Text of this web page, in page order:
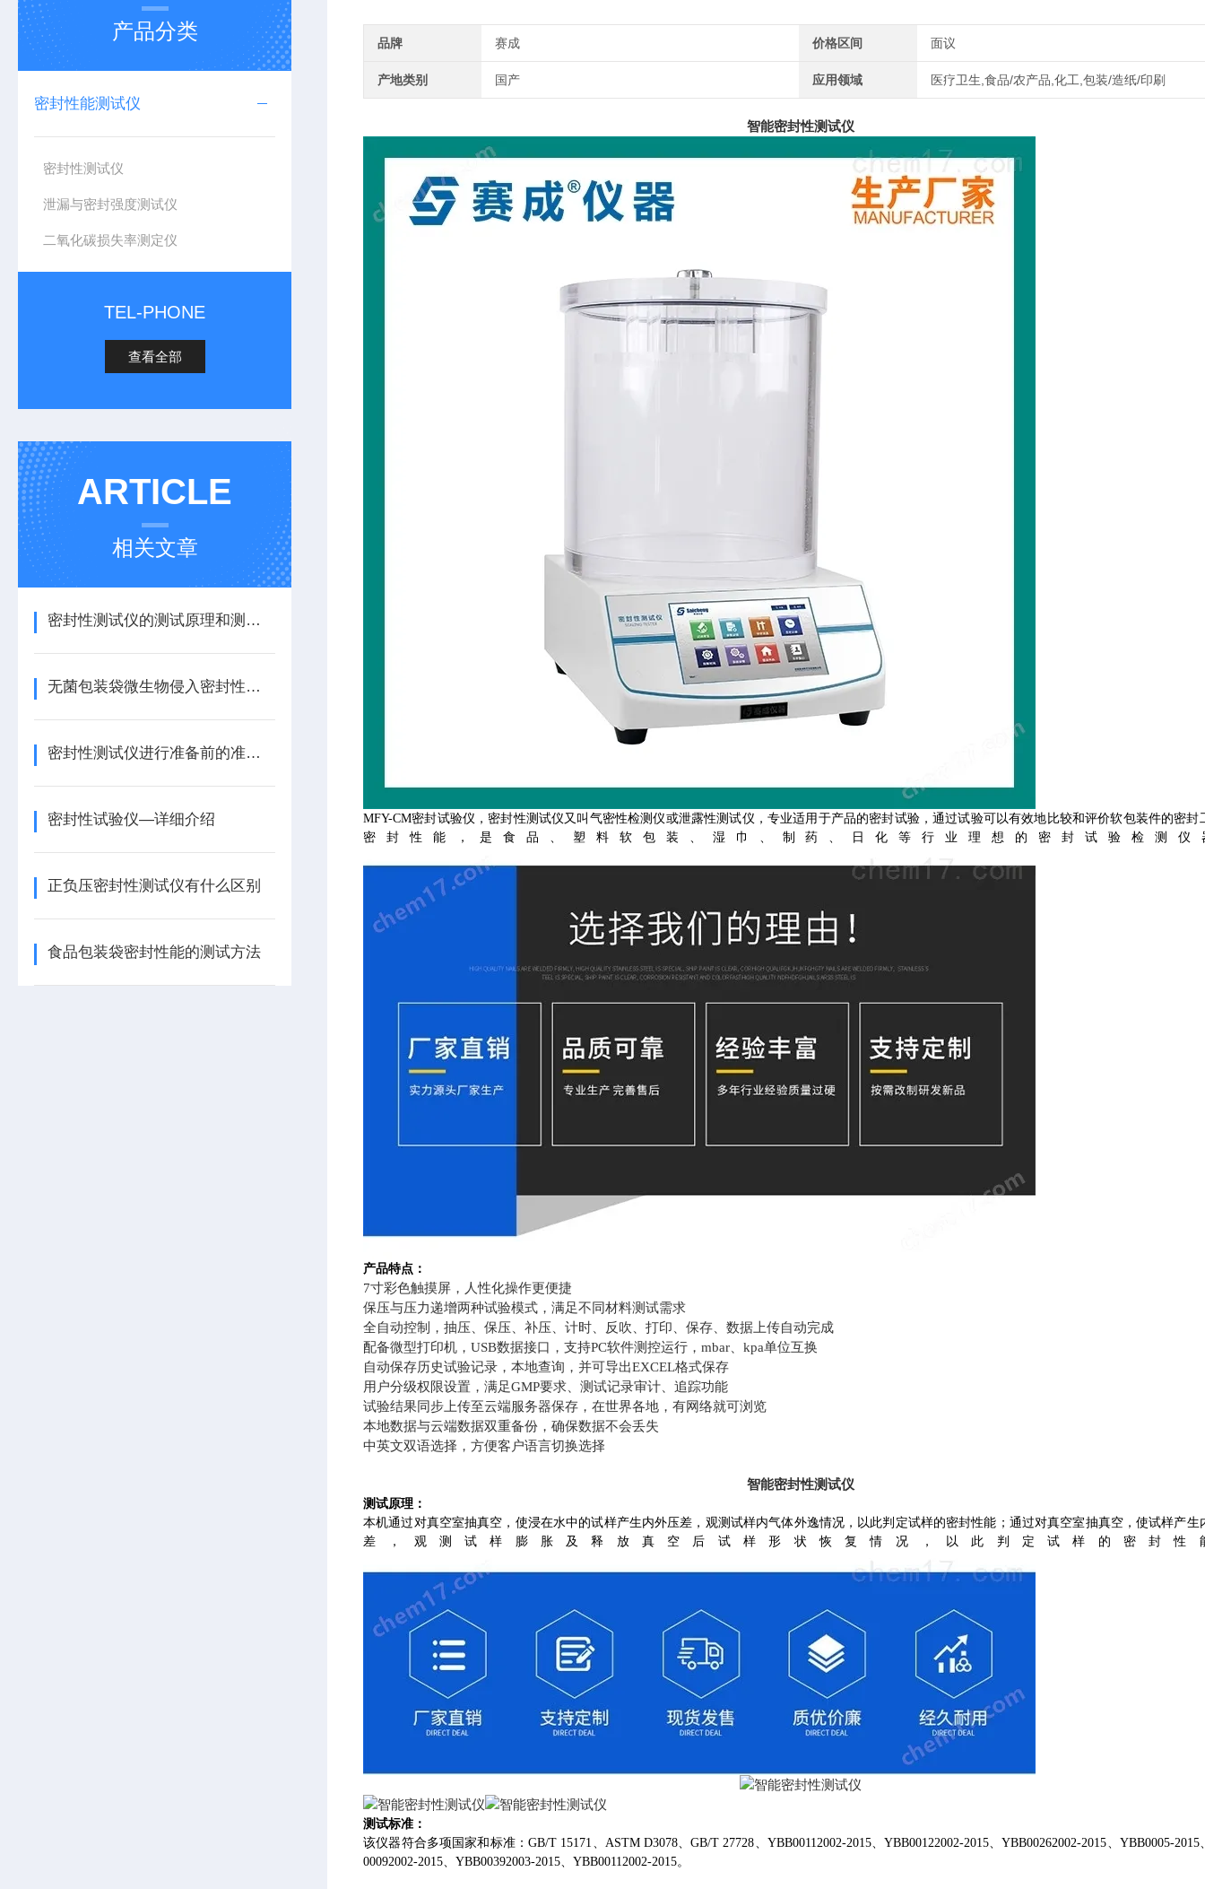
产品分类
密封性能测试仪
密封性测试仪
泄漏与密封强度测试仪
二氧化碳损失率测定仪
TEL-PHONE
查看全部
ARTICLE
相关文章
密封性测试仪的测试原理和测试方法
无菌包装袋微生物侵入密封性试验仪的详细介绍
密封性测试仪进行准备前的准备工作
密封性试验仪—详细介绍
正负压密封性测试仪有什么区别
食品包装袋密封性能的测试方法
品牌 赛成 价格区间 面议
产地类别 国产 应用领域 医疗卫生,食品/农产品,化工,包装/造纸/印刷
智能密封性测试仪
MFY-CM密封试验仪，密封性测试仪又叫气密性检测仪或泄露性测试仪，专业适用于产品的密封试验，通过试验可以有效地比较和评价软包装件的密封
密封性能，是食品、塑料软包装、湿巾、制药、日化等行业理想的密封试验检测仪
产品特点 ：
7寸彩色触摸屏，人性化操作更便捷
保压与压力递增两种试验模式，满足不同材料测试需求
全自动控制，抽压、保压、补压、计时、反吹、打印、保存、数据上传自动完成
配备微型打印机，USB数据接口，支持PC软件测控运行，mbar、kpa单位互换
自动保存历史试验记录，本地查询，并可导出EXCEL格式保存
用户分级权限设置，满足GMP要求、测试记录审计、追踪功能
试验结果同步上传至云端服务器保存，在世界各地，有网络就可浏览
本地数据与云端数据双重备份，确保数据不会丢失
中英文双语选择，方便客户语言切换选择
智能密封性测试仪
测试原理 ：
本机通过对真空室抽真空，使浸在水中的试样产生内外压差，观测试样内气体外逸情况，以此判定试样的密封性能；通过对真空室抽真空，使试样产生
差，观测试样膨胀及释放真空后试样形状恢复情况，以此判定试样的密封性
测试标准 ：
该仪器符合多项国家和标准：GB/T 15171、ASTM D3078、GB/T 27728、YBB00112002-2015、YBB00122002-2015、YBB00262002-2015、YBB0005-2015
00092002-2015、YBB00392003-2015、YBB00112002-2015。